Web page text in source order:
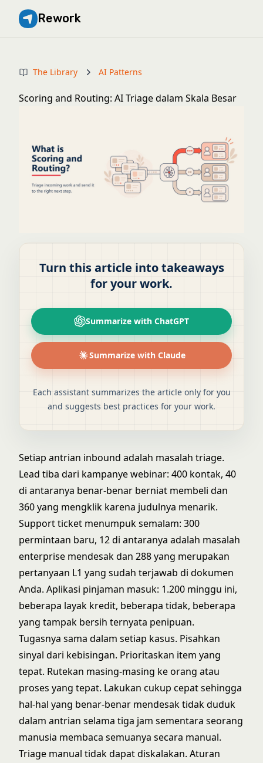
Rework
The Library AI Patterns
Scoring and Routing: AI Triage dalam Skala Besar
Turn this article into takeaways
for your work.
Summarize with ChatGPT
Summarize with Claude
Each assistant summarizes the article only for you
and suggests best practices for your work.
Setiap antrian inbound adalah masalah triage.
Lead tiba dari kampanye webinar: 400 kontak, 40
di antaranya benar-benar berniat membeli dan
360 yang mengklik karena judulnya menarik.
Support ticket menumpuk semalam: 300
permintaan baru, 12 di antaranya adalah masalah
enterprise mendesak dan 288 yang merupakan
pertanyaan L1 yang sudah terjawab di dokumen
Anda. Aplikasi pinjaman masuk: 1.200 minggu ini,
beberapa layak kredit, beberapa tidak, beberapa
yang tampak bersih ternyata penipuan.
Tugasnya sama dalam setiap kasus. Pisahkan
sinyal dari kebisingan. Prioritaskan item yang
tepat. Rutekan masing-masing ke orang atau
proses yang tepat. Lakukan cukup cepat sehingga
hal-hal yang benar-benar mendesak tidak duduk
dalam antrian selama tiga jam sementara seorang
manusia membaca semuanya secara manual.
Triage manual tidak dapat diskalakan. Aturan